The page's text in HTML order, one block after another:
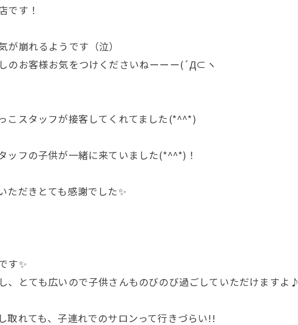
です！
崩れるようです（泣）
のお客様お気をつけくださいねーーー(´Д⊂ヽ
こスタッフが接客してくれてました(*^^*)
ッフの子供が一緒に来ていました(*^^*)！
ただきとても感謝でした✨
す✨
、とても広いので子供さんものびのび過ごしていただけますよ♪
取れても、子連れでのサロンって行きづらい!!